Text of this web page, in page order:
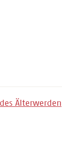
Älterwerden